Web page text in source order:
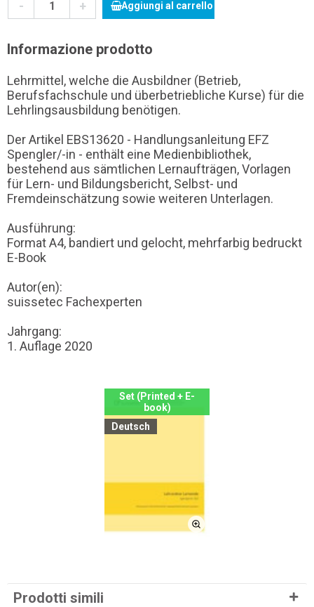
- + Aggiungi al carrello
Informazione prodotto
Lehrmittel, welche die Ausbildner (Betrieb,
Berufsfachschule und überbetriebliche Kurse) für die
Lehrlingsausbildung benötigen.
Der Artikel EBS13620 - Handlungsanleitung EFZ
Spengler/-in - enthält eine Medienbibliothek,
bestehend aus sämtlichen Lernaufträgen, Vorlagen
für Lern- und Bildungsbericht, Selbst- und
Fremdeinschätzung sowie weiteren Unterlagen.
Ausführung:
Format A4, bandiert und gelocht, mehrfarbig bedruckt
E-Book
Autor(en):
suissetec Fachexperten
Jahrgang:
1. Auflage 2020
Set (Printed + E-
book)
Deutsch
Prodotti simili